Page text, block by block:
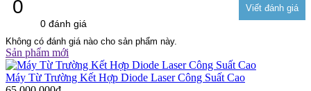
0
0 đánh giá
Không có đánh giá nào cho sản phẩm này.
Sản phẩm mới
Máy Từ Trường Kết Hợp Diode Laser Công Suất Cao